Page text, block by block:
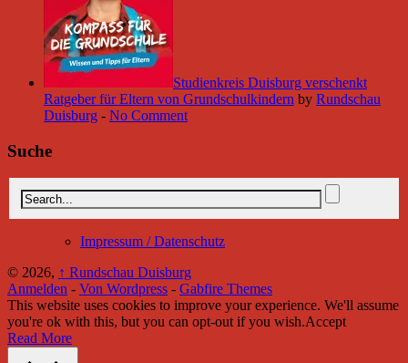
Studienkreis Duisburg verschenkt
Ratgeber für Eltern von Grundschulkindern by Rundschau
Duisburg - No Comment
Suche
Impressum / Datenschutz
© 2026, ↑ Rundschau Duisburg
Anmelden - Von Wordpress - Gabfire Themes
This website uses cookies to improve your experience. We'll assume
you're ok with this, but you can opt-out if you wish.Accept
Read More